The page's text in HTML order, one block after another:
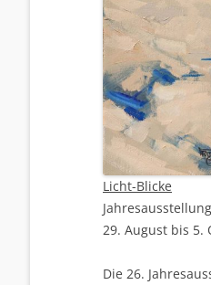
Licht-Blicke
29. August bis 5.
Die 26.